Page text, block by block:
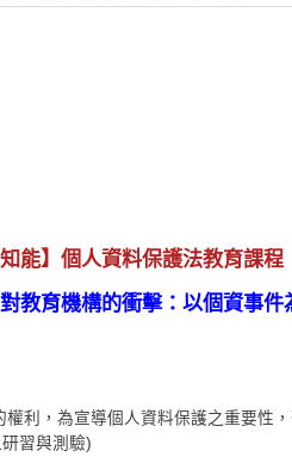
知能】個人資料保護法教育課程
教育機構的衝擊：以個資事件
利，為宣導個人資料保護之重要性
習與測驗)